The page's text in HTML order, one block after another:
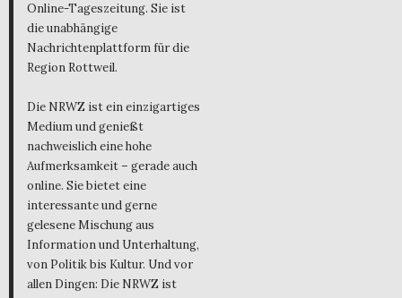
Online-Tageszeitung. Sie ist
die unabhängige
Nachrichtenplattform für die
Region Rottweil.
Die NRWZ ist ein einzigartiges
Medium und genießt
nachweislich eine hohe
Aufmerksamkeit – gerade auch
online. Sie bietet eine
interessante und gerne
gelesene Mischung aus
Information und Unterhaltung,
von Politik bis Kultur. Und vor
allen Dingen: Die NRWZ ist